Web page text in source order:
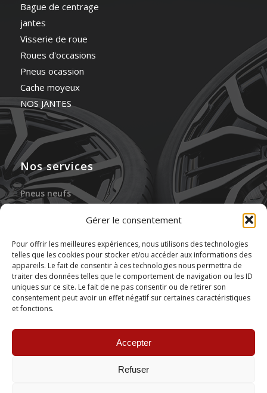
Gérer le consentement
Pour offrir les meilleures expériences, nous utilisons des technologies
telles que les cookies pour stocker et/ou accéder aux informations des
appareils. Le fait de consentir à ces technologies nous permettra de
traiter des données telles que le comportement de navigation ou les ID
uniques sur ce site. Le fait de ne pas consentir ou de retirer son
consentement peut avoir un effet négatif sur certaines caractéristiques
et fonctions.
Accepter
Refuser
Bague de centrage
jantes
Visserie de roue
Roues d'occasions
Pneus ocassion
Cache moyeux
NOS JANTES
Nos services
Pneus neufs
Gonflage à l’azote
Réparation des pneus
Stockage de pneus
Montage de pneus